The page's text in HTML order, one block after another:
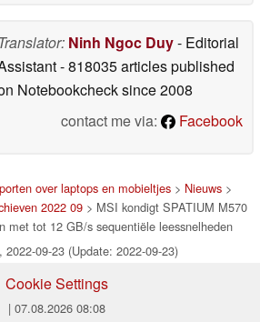
Translator: Ninh Ngoc Duy- Editorial
- 818035 articles published
Notebookchecksince 2008
contact me via:
Facebook
over laptops en mobieltjes> Nieuws>
2022 09 > MSI kondigt SPATIUM M570
met tot 12 GB/s sequentiële leessnelheden
2022-09-23 (Update: 2022-09-23)
Cookie Settings
| 07.08.2026 08:08